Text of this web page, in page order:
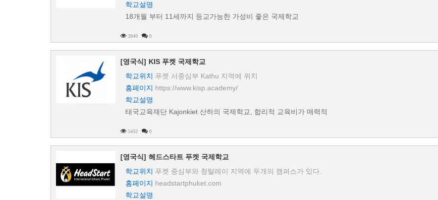
학교설명
18개월 부터 11세까지 등교가능한 가성비 좋은 국제학교
3949 0
[영국식] KIS 푸켓 국제학교
학교위치 푸켓 서중심부 Kathu 지역에 위치
홈페이지 https://www.kisp.academy/
학교설명
태국교육재단 Kajonkiet 산하의 국제학교, 합리적 교육비가 매력적
5432 0
[영국식] 헤드스타트 푸켓 국제학교
학교위치 푸켓 중심부와 청탈레이 지역에 두개의 캠퍼스가 있다.
홈페이지 headstartphuket.com
학교설명